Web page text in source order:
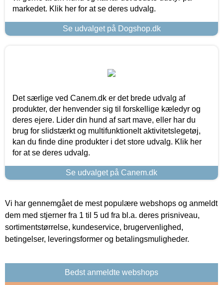
markedet. Klik her for at se deres udvalg.
Se udvalget på Dogshop.dk
Det særlige ved Canem.dk er det brede udvalg af
produkter, der henvender sig til forskellige kæledyr og
deres ejere. Lider din hund af sart mave, eller har du
brug for slidstærkt og multifunktionelt aktivitetslegetøj,
kan du finde dine produkter i det store udvalg. Klik her
for at se deres udvalg.
Se udvalget på Canem.dk
Vi har gennemgået de mest populære webshops og anmeldt
dem med stjerner fra 1 til 5 ud fra bl.a. deres prisniveau,
sortimentstørrelse, kundeservice, brugervenlighed,
betingelser, leveringsformer og betalingsmuligheder.
Bedst anmeldte webshops